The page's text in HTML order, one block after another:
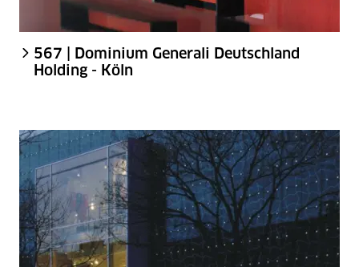
567 | Dominium Generali Deutschland
Holding - Köln